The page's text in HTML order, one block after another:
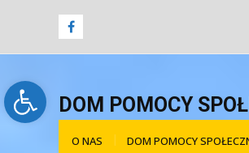
Open toolbarDOM POMOCY
O NAS DOM POMOCY